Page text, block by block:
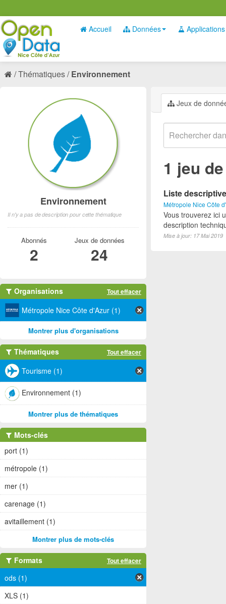
Accueil Données Applications
Thématiques Environnement
Jeux de
1 jeu
Liste
Métropole Nice Côte
Vous trouverez ici
description
Mise à jour: 17 Mai 2019
Environnement
Il n'y a pas de description pour cette thématique
Abonnés
2
Jeux de données
24
Organisations Tout effacer
Métropole Nice Côte d'Azur (1)
Montrer plus d'organisations
Thématiques Tout effacer
Tourisme (1)
Environnement (1)
Montrer plus de thématiques
Mots-clés
port (1)
métropole (1)
mer (1)
carenage (1)
avitaillement (1)
Montrer plus de mots-clés
Formats Tout effacer
ods (1)
XLS (1)